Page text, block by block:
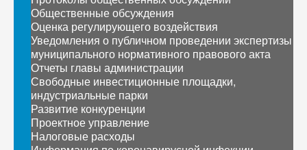
Общественные обсуждения
Оценка регулирующего воздействия
Уведомления о публичном проведении экспертизы
муниципального нормативного правового акта
Отчеты главы администрации
Свободные инвестиционные площадки,
индустриальные парки
Развитие конкуренции
Проектное управление
Налоговые расходы